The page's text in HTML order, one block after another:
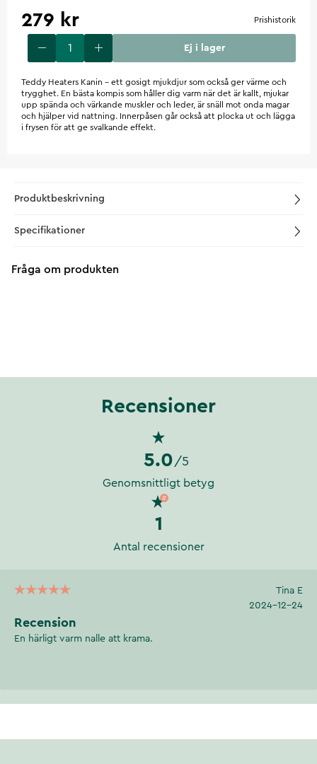
279 kr Prishistorik
Ej i lager
Teddy Heaters Kanin - ett gosigt mjukdjur som också ger värme och
trygghet. En bästa kompis som håller dig varm när det är kallt, mjukar
upp spända och värkande muskler och leder, är snäll mot onda magar
och hjälper vid nattning. Innerpåsen går också att plocka ut och lägga
i frysen för att ge svalkande effekt.
Produktbeskrivning
Specifikationer
Fråga om produkten
Recensioner
5.0 /5
Genomsnittligt betyg
1
Antal recensioner
Tina E
2024-12-24
Recension
En härligt varm nalle att krama.